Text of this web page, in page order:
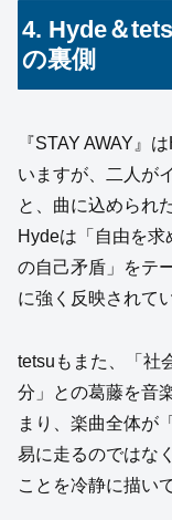
4. Hyde＆
の裏側
『STAY AWAY』
いますが、二人が
と、曲に込められ
Hydeは「自由を求
の自己矛盾」をテ
に強く反映されて
tetsuもまた、「社
分」との葛藤を音
まり、楽曲全体が
易に走るのではな
ことを冷静に描い